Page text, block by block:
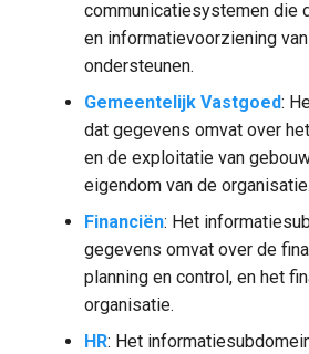
communicatiesystemen die
en informatievoorziening
ondersteunen.
Gemeentelijk Vastgoed:
dat gegevens omvat over
en de exploitatie van
eigendom van de organisatie.
Financiën: Het
gegevens omvat over de
planning en control, en het
organisatie.
HR: Het